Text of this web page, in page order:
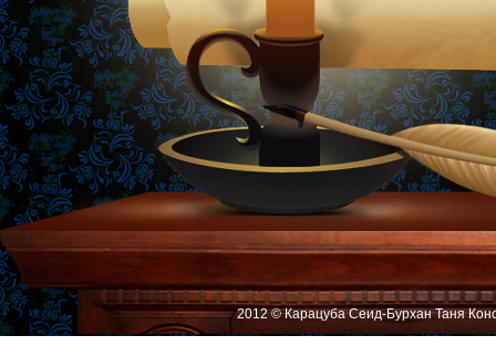
2012 © Карацуба Сеид-Бурхан Таня